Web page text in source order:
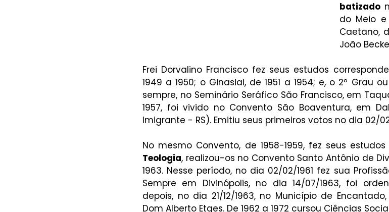
batizado
do Meio e
Caetano,
João
Frei Dorvalino Francisco fez seus estudos
1949 a 1950; o Ginasial, de 1951 a 1954; e, o 2º Grau
sempre, no Seminário Seráfico São Francisco, em
1957, foi vivido no Convento São Boaventura, em
Imigrante - RS). Emitiu seus primeiros votos no dia 02/
No mesmo Convento, de 1958-1959, fez seus estudos
Teologia, realizou-os no Convento Santo Antônio de
1963. Nesse período, no dia 02/02/1961 fez sua
Sempre em Divinópolis, no dia 14/07/1963, foi
depois, no dia 21/12/1963, no Município de
Dom Alberto Etges. De 1962 a 1972 cursou Ciências